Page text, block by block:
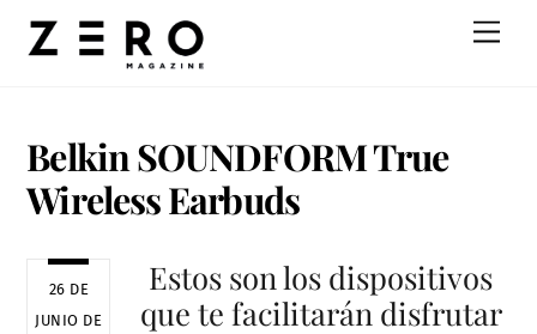
Belkin SOUNDFORM True
Wireless Earbuds
26 DE
JUNIO DE
Estos son los dispositivos
que te facilitarán disfrutar